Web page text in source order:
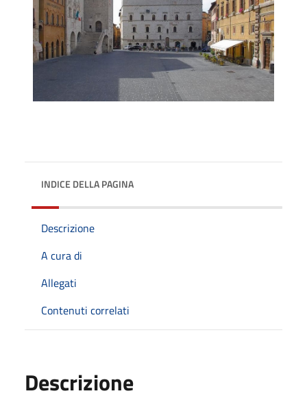
INDICE DELLA PAGINA
Descrizione
A cura di
Allegati
Contenuti correlati
Descrizione